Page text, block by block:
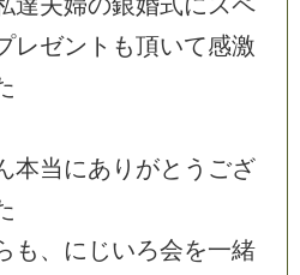
レゼントも頂いて感激
本当にありがとうござ
も、にじいろ会を一緒